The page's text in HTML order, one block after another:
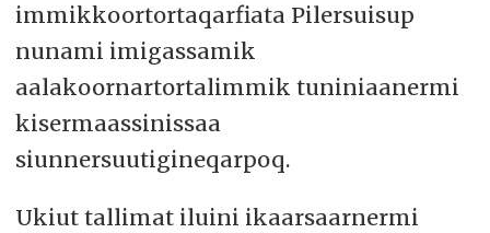
immikkoortortaqarfiata Pilersuisup
nunami imigassamik
aalakoornartortalimmik tuniniaanermi
kisermaassinissaa
siunnersuutigineqarpoq.
Ukiut tallimat iluini ikaarsaarnermi